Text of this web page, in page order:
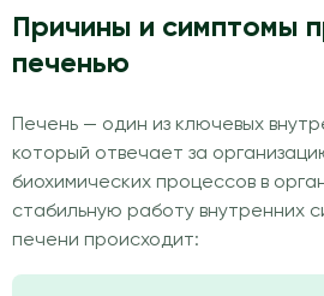
Причины и симптомы
печенью
Печень — один из ключевых
который отвечает за
биохимических процессов в
стабильную работу внутренних
печени происходит: